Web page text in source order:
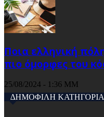
Ποια ελληνική
πιο όμορφες του
25/08/2024 - 1:36 ΜΜ
ΔΗΜΟΦΙΛΗ ΚΑΤΗΓΟΡΙΑ